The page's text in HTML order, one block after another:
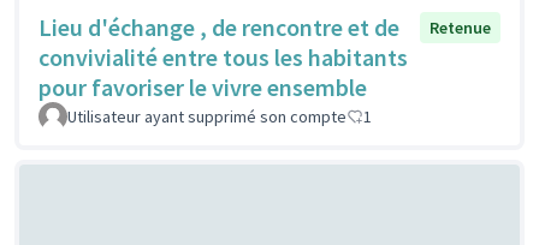
Lieu d'échange , de rencontre et de
convivialité entre tous les habitants
pour favoriser le vivre ensemble
Retenue
Utilisateur ayant supprimé son compte 1